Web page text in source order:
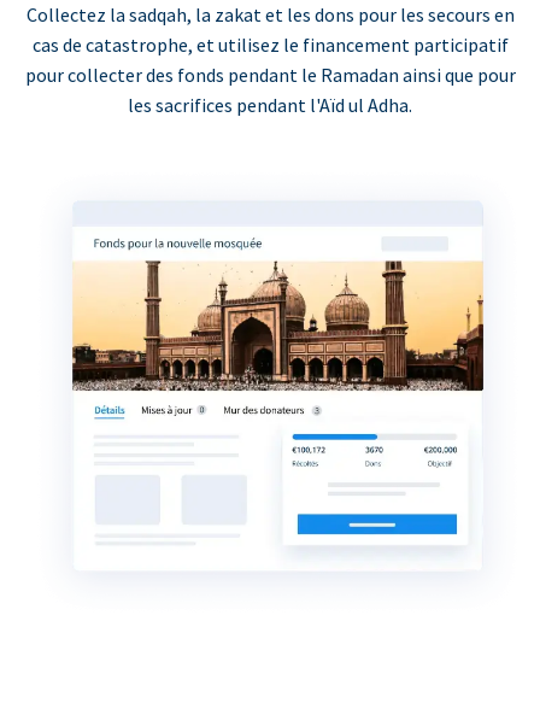
Collectez la sadqah, la zakat et les dons pour les secours en
cas de catastrophe, et utilisez le financement participatif
pour collecter des fonds pendant le Ramadan ainsi que pour
les sacrifices pendant l'Aïd ul Adha.